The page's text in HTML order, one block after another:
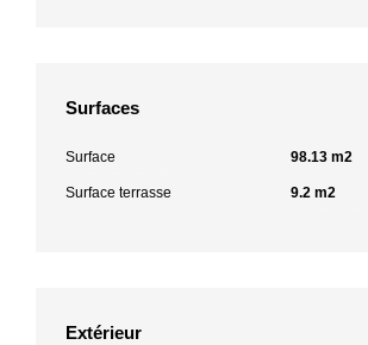
Surfaces
Surface 98.13 m2
Surface terrasse 9.2 m2
Extérieur